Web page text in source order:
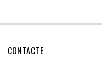
CONTACTE